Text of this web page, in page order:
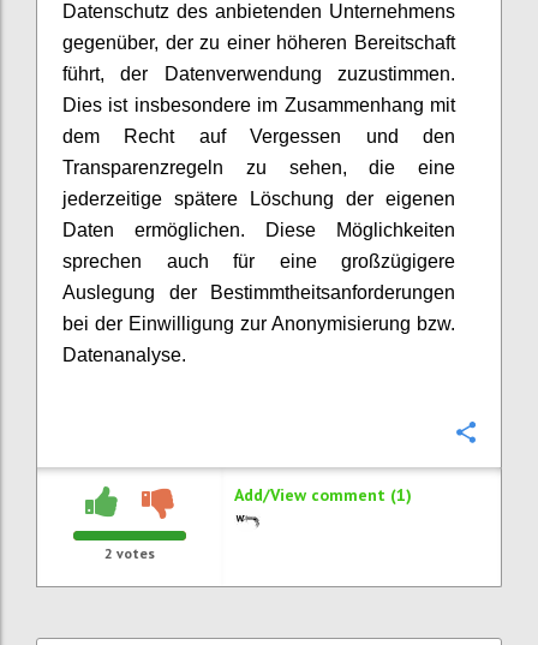
Datenschutz des anbietenden Unternehmens
gegenüber, der zu einer höheren Bereitschaft
führt, der Datenverwendung zuzustimmen.
Dies ist insbesondere im Zusammenhang mit
dem Recht auf Vergessen und den
Transparenzregeln zu sehen, die eine
jederzeitige spätere Löschung der eigenen
Daten ermöglichen. Diese Möglichkeiten
sprechen auch für eine großzügigere
Auslegung der Bestimmtheitsanforderungen
bei der Einwilligung zur Anonymisierung bzw.
Datenanalyse.
2 votes
Add/View comment (1)